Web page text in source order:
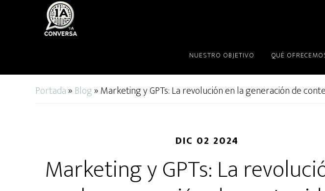
NUESTRO OBJETIVO QUÉ
Portada» Blog»Marketing y GPTs: La revolución en la generación de
DIC 02 2024
Marketing y GPTs: La